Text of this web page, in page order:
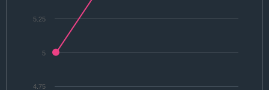
4.75
5
5.25